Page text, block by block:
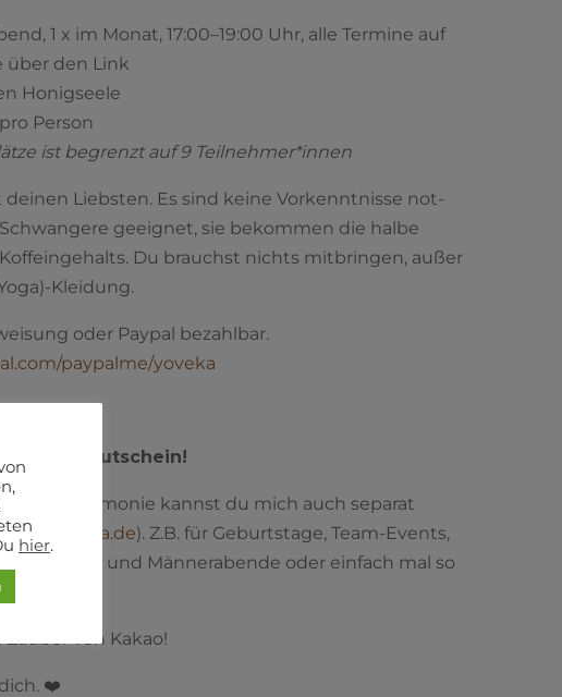
1 x im Monat, 17:00–19:00 Uhr, alle Ter­mi­ne auf
über den Link
Honig­see­le
Per­son
ist begrenzt auf 9 Teilnehmer*innen
dei­nen Liebs­ten. Es sind kei­ne Vor­kennt­nis­se not­
geeig­net, sie bekom­men die hal­be
Du brauchst nichts mit­brin­gen, außer
Kleidung.
oder Pay­pal bezahl­bar.
paypalme/yoveka
Zere­mo­nie kannst du mich auch sepa­rat
). Z.B. für Geburts­ta­ge, Team-Events,
Mädels- und Män­ner­aben­de oder ein­fach mal so
von Kakao!
❤️
hier.